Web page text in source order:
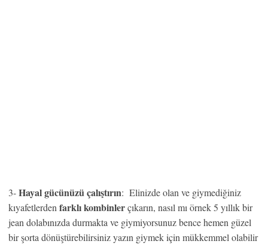
3-Hayal gücünüzü çalıştırın: Elinizde olan ve giymediğiniz
kıyafetlerden farklı kombinlerçıkarın, nasıl mı örnek 5 yıllık bir
jean dolabınızda durmakta ve giymiyorsunuz bence hemen güzel
bir şorta dönüştürebilirsiniz yazın giymek için mükkemmel olabilir